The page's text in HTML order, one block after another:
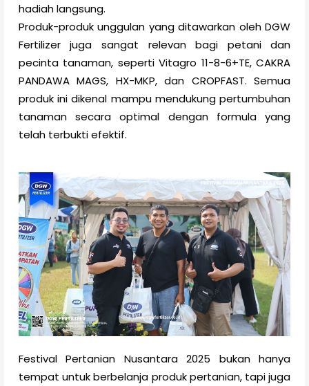
hadiah langsung.
Produk-produk unggulan yang ditawarkan oleh DGW
Fertilizer juga sangat relevan bagi petani dan
pecinta tanaman, seperti Vitagro 11-8-6+TE, CAKRA
PANDAWA MAGS, HX-MKP, dan CROPFAST. Semua
produk ini dikenal mampu mendukung pertumbuhan
tanaman secara optimal dengan formula yang
telah terbukti efektif.
Festival Pertanian Nusantara 2025 bukan hanya
tempat untuk berbelanja produk pertanian, tapi juga